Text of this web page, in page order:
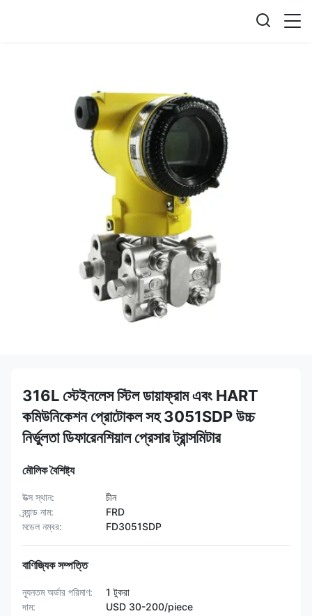
316L স্টেইনলেস স্টিল ডায়াফ্রাম এবং HART
কমিউনিকেশন প্রোটোকল সহ 3051SDP উচ্চ
নির্ভুলতা ডিফারেনশিয়াল প্রেসার ট্রান্সমিটার
মৌলিক বৈশিষ্ট্য
উত্স স্থান:
চীন
ব্র্যান্ড নাম:
FRD
মডেল নম্বর:
FD3051SDP
বাণিজ্যিক সম্পত্তি
ন্যূনতম অর্ডার পরিমাণ:
1 টুকরা
দাম:
USD 30-200/piece